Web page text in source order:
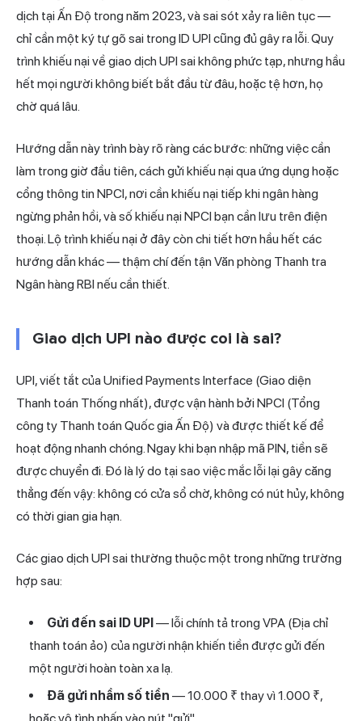
dịch tại Ấn Độ trong năm 2023, và sai sót xảy ra liên tục —
chỉ cần một ký tự gõ sai trong ID UPI cũng đủ gây ra lỗi. Quy
trình khiếu nại về giao dịch UPI sai không phức tạp, nhưng hầu
hết mọi người không biết bắt đầu từ đâu, hoặc tệ hơn, họ
chờ quá lâu.
Hướng dẫn này trình bày rõ ràng các bước: những việc cần
làm trong giờ đầu tiên, cách gửi khiếu nại qua ứng dụng hoặc
cổng thông tin NPCI, nơi cần khiếu nại tiếp khi ngân hàng
ngừng phản hồi, và số khiếu nại NPCI bạn cần lưu trên điện
thoại. Lộ trình khiếu nại ở đây còn chi tiết hơn hầu hết các
hướng dẫn khác — thậm chí đến tận Văn phòng Thanh tra
Ngân hàng RBI nếu cần thiết.
Giao dịch UPI nào được coi là sai?
UPI, viết tắt của Unified Payments Interface (Giao diện
Thanh toán Thống nhất), được vận hành bởi NPCI (Tổng
công ty Thanh toán Quốc gia Ấn Độ) và được thiết kế để
hoạt động nhanh chóng. Ngay khi bạn nhập mã PIN, tiền sẽ
được chuyển đi. Đó là lý do tại sao việc mắc lỗi lại gây căng
thẳng đến vậy: không có cửa sổ chờ, không có nút hủy, không
có thời gian gia hạn.
Các giao dịch UPI sai thường thuộc một trong những trường
hợp sau:
Gửi đến sai ID UPI— lỗi chính tả trong VPA (Địa chỉ
thanh toán ảo) của người nhận khiến tiền được gửi đến
một người hoàn toàn xa lạ.
Đã gửi nhầm số tiền — 10.000 ₹ thay vì 1.000 ₹,